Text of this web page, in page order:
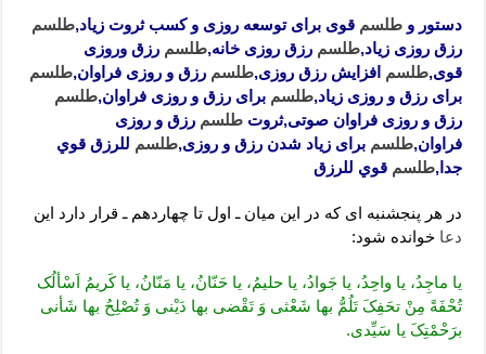
دستور وطلسم قوی برای توسعه روزی و کسب ثروت زیاد,طلسم
رزق روزی زیاد,طلسم رزق روزی خانه,طلسم رزق وروزی
قوی,طلسم افزایش رزق روزی,طلسم رزق و روزی فراوان,طلسم
برای رزق و روزی زیاد,طلسم برای رزق و روزی فراوان,طلسم
رزق و روزی فراوان صوتی,ثروتطلسم رزق و روزی
فراوان,طلسم برای زیاد شدن رزق و روزی,طلسم للرزق قوي
جدا,طلسم قوي للرزق
در هر پنجشنبه ای که در این میان ـ اول تا چهاردهم ـ قرار دارد این
دعا خوانده شود:
یا ماجِدُ، یا واحِدُ، یا جَوادُ، یا حلیمُ، یا حَنّانُ، یا مَنّانُ، یا کَریمُ اَسْألُک
تُحْفَةً مِنْ تحَفِکَ تَلُمُّ بها شَعْثی وَ تَقْضی بها دَیْنی وَ تُصْلِحُ بها شَأنی
برَحْمْتِکَ یا سَیِّدی.